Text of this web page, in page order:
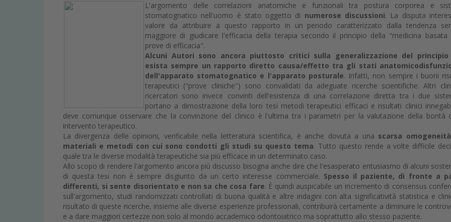
L'argomento delle correlazioni anatomiche e funzionali tra postura corporea e
stomatognatico nell'uomo è stato oggetto di numerose discussioni. La disputa
valore da attribuire a questo rapporto in un periodo caratterizzato dalla tendenza
maggiore di giudicare l'efficacia della terapia secondo il principio della "medicina basata
prove di efficacia".
Alcuni Autori sono ancora piuttosto critici sulla generalizzazione del principio
esista sempre un rapporto diretto causa/effetto tra gli stati
dell'apparato stomatognatico e l'apparato posturale. Infatti, non sempre i buoni
terapeutici ("prove cliniche") sono convalidati da adeguate ricerche scientifiche. Altri
ricercatori sono invece convinti dell'esistenza di una correlazione diretta tra i due
portano a dimostrazione della loro tesi metodi terapeutici efficaci e risultati clinici
deve comunque osservare che la convinzione del clinico è l'ultima tra i parametri per la valutazione della bontà
intervento terapeutico.
La divergenza delle opinioni, verificabile nella letteratura scientifica, è anche dovuta a una scarsa
materiali e metodi con cui sono condotti gli studi su questo tema. Tutto questo rende a volte difficile
quale tra le diverse modalità terapeutiche sia più efficace in un determinato caso.
Allo scopo di rendere l'argomento ancora più discusso bisogna anche dire che l'esasperato entusiasmo di alcuni
di questa tesi non è sempre disgiunto da un certo interesse commerciale. Spesso il paziente, di fronte a
differenti, si sente disorientato e non sa che cosa fare. È quindi auspicabile un incremento di consensus
sull'argomento, studi randomizzati controllati di buona qualità e altre indagini con alta significatività statistica e
risultato di queste ricerche, insieme alle diverse esperienze professionali, contribuirà certamente a diminuire le
e a dare maggiori certezze non solo al mondo accademico odontoiatrico ma soprattutto allo stesso paziente.